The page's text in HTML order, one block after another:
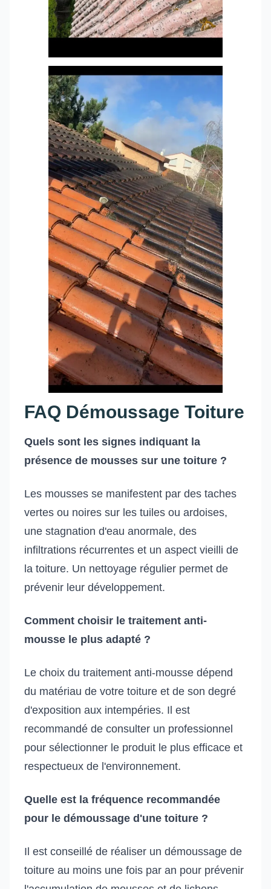
FAQ Démoussage Toiture
Quels sont les signes indiquant la
présence de mousses sur une toiture ?
Les mousses se manifestent par des taches
vertes ou noires sur les tuiles ou ardoises,
une stagnation d'eau anormale, des
infiltrations récurrentes et un aspect vieilli de
la toiture. Un nettoyage régulier permet de
prévenir leur développement.
Comment choisir le traitement anti-
mousse le plus adapté ?
Le choix du traitement anti-mousse dépend
du matériau de votre toiture et de son degré
d'exposition aux intempéries. Il est
recommandé de consulter un professionnel
pour sélectionner le produit le plus efficace et
respectueux de l'environnement.
Quelle est la fréquence recommandée
pour le démoussage d'une toiture ?
Il est conseillé de réaliser un démoussage de
toiture au moins une fois par an pour prévenir